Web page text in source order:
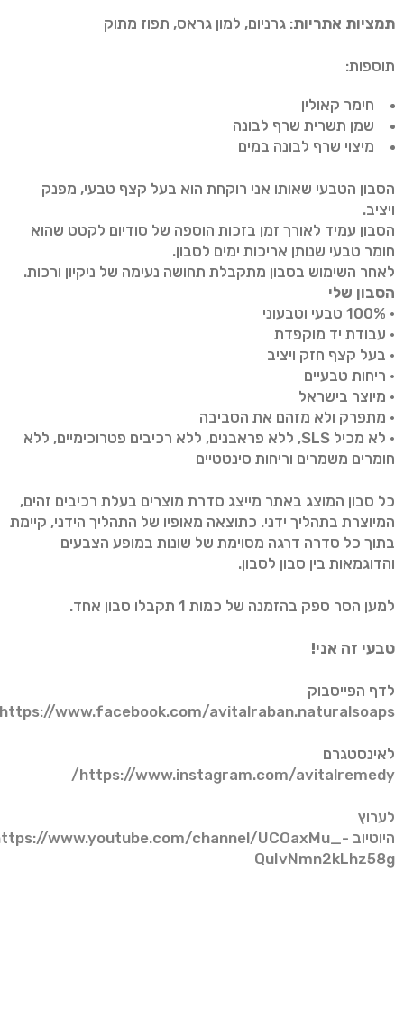
תמציות אתריות: גרניום, למון גראס, תפוז מתוק
תוספות:
חימר קאולין
שמן תשרית שרף לבונה
מיצוי שרף לבונה במים
הסבון הטבעי שאותו אני רוקחת הוא בעל קצף טבעי, מפנק
ויציב.
הסבון עמיד לאורך זמן בזכות הוספה של סודיום לקטט שהוא
חומר טבעי שנותן אריכות ימים לסבון.
לאחר השימוש בסבון מתקבלת תחושה נעימה של ניקיון ורכות.
הסבון שלי
• 100% טבעי וטבעוני
• עבודת יד מוקפדת
• בעל קצף חזק ויציב
• ריחות טבעיים
• מיוצר בישראל
• מתפרק ולא מזהם את הסביבה
• לא מכיל SLS, ללא פראבנים, ללא רכיבים פטרוכימיים, ללא
חומרים משמרים וריחות סינטטיים
כל סבון המוצג באתר מייצג סדרת מוצרים בעלת רכיבים זהים,
המיוצרת בתהליך ידני. כתוצאה מאופיו של התהליך הידני, קיימת
בתוך כל סדרה דרגה מסוימת של שונות במופע הצבעים
והדוגמאות בין סבון לסבון.
למען הסר ספק בהזמנה של כמות 1 תקבלו סבון אחד.
טבעי זה אני!
לדף הפייסבוק
https://www.facebook.com/avitalraban.naturalsoaps/
לאינסטגרם
https://www.instagram.com/avitalremedy/
לערוץ
היוטיוב www.youtube.com/channel/UCOaxMu_-
QuIvNmn2kLhz58g